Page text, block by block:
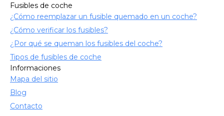
Fusibles de coche
¿Cómo reemplazar un fusible quemado en un coche?
¿Cómo verificar los fusibles?
¿Por qué se queman los fusibles del coche?
Tipos de fusibles de coche
Informaciones
Mapa del sitio
Blog
Contacto